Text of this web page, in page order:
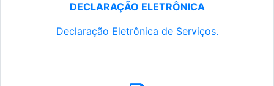
DECLARAÇÃO ELETRÔNICA
Declaração Eletrônica de Serviços.